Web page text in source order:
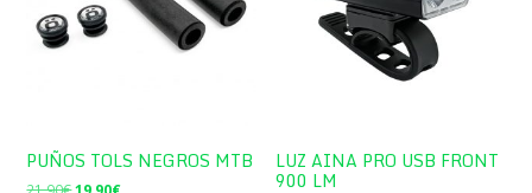
PUÑOS TOLS NEGROS MTB
El
El
LUZ AINA PRO USB FRONT
900 LM